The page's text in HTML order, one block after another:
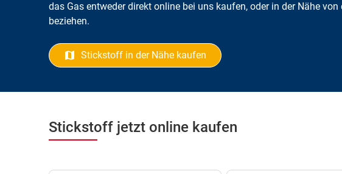
das Gas entweder direkt online bei uns kaufen, oder in der Nähe
beziehen.
Stickstoff in der Nähe kaufen
Stickstoff jetzt online kaufen